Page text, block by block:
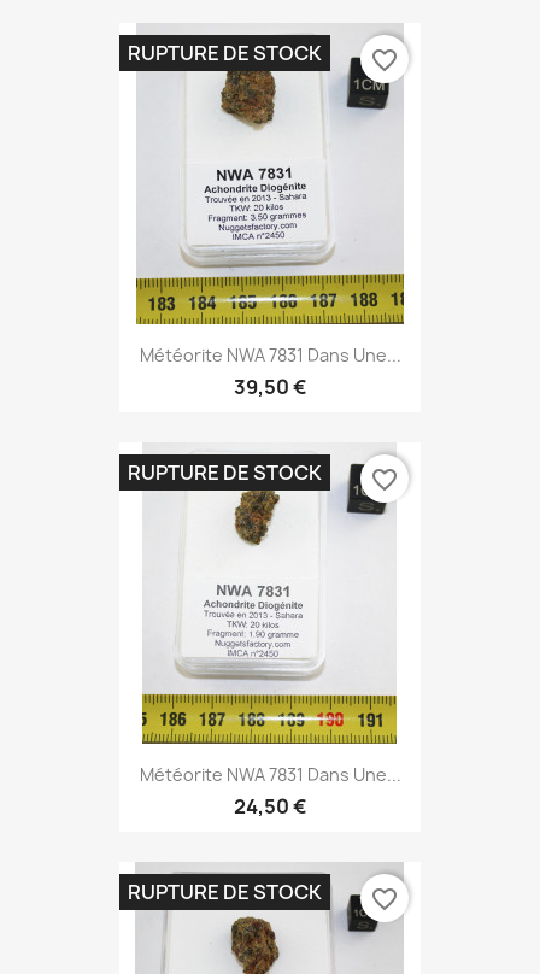
Météorite NWA 7831 Dans Une...
39,50 €
RUPTURE DE STOCK favorite_border
Météorite NWA 7831 Dans Une...
24,50 €
RUPTURE DE STOCK favorite_border
RUPTURE DE STOCK favorite_border